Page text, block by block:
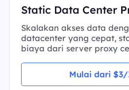
Static Data Center
Skalakan akses data
datacenter yang cepat,
biaya dari server proxy
Mulai dari